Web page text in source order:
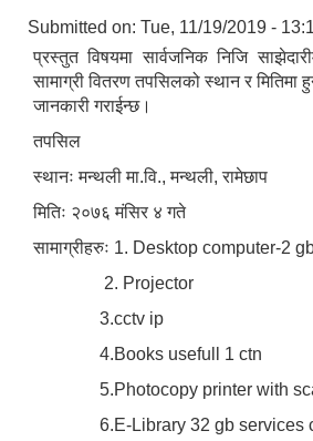
Submitted on: Tue, 11/19/2019 -
प्रस्तुत विषयमा सार्वजनिक निजि
सामाग्री वितरण तपसिलको स्थान र मितिमा
जानकारी गराईन्छ।
तपसिल
स्थानः मन्थली मा.वि., मन्थली, रामेछाप
मितिः २०७६ मंसिर ४ गते
सामाग्रीहरुः 1. Desktop computer-2
2. Projector
3.cctv ip
4.Books usefull 1 ctn
5.Photocopy printer with
6.E-Library 32 gb services